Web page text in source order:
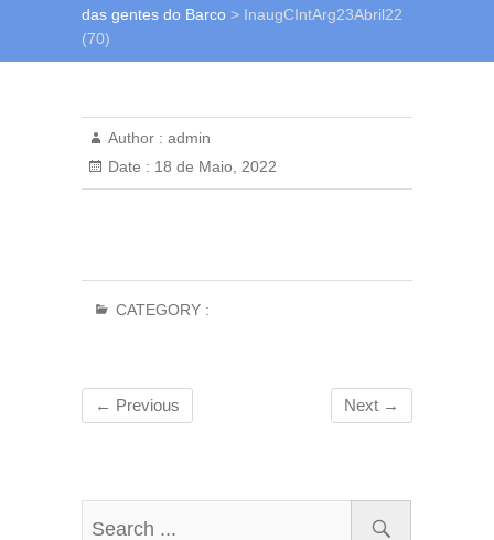
das gentes do Barco > InaugCIntArg23Abril22
(70)
Author : admin
Date : 18 de Maio, 2022
CATEGORY :
← Previous Next →